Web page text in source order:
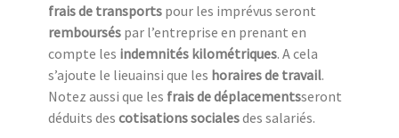
frais de transports pour les imprévus seront
remboursés par l’entreprise en prenant en
compte les indemnités kilométriques. A cela
s’ajoute le lieuainsi que les horaires de travail.
Notez aussi que les frais de déplacementsseront
déduits des cotisations socialesdes salariés.